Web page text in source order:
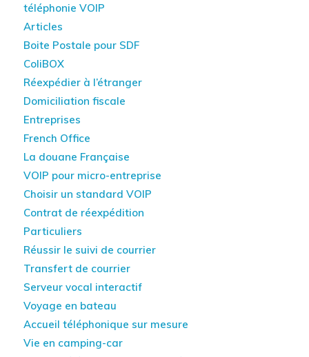
téléphonie VOIP
Articles
Boite Postale pour SDF
ColiBOX
Réexpédier à l’étranger
Domiciliation fiscale
Entreprises
French Office
La douane Française
VOIP pour micro-entreprise
Choisir un standard VOIP
Contrat de réexpédition
Particuliers
Réussir le suivi de courrier
Transfert de courrier
Serveur vocal interactif
Voyage en bateau
Accueil téléphonique sur mesure
Vie en camping-car